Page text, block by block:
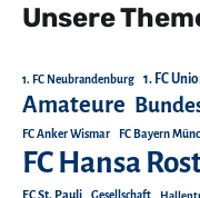
Unsere
1. FC Neubrandenburg 1. FC
Amateure
FC Anker Wismar FC Bayern
FC Hansa
FC St. Pauli Gesellschaft